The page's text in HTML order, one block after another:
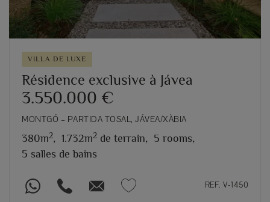
VILLA DE LUXE
Résidence exclusive à Jávea
3.550.000 €
MONTGÓ – PARTIDA TOSAL, JÁVEA/XÀBIA
380m2, 1.732m2 de terrain, 5 rooms,
5 salles de bains
REF. V-1450